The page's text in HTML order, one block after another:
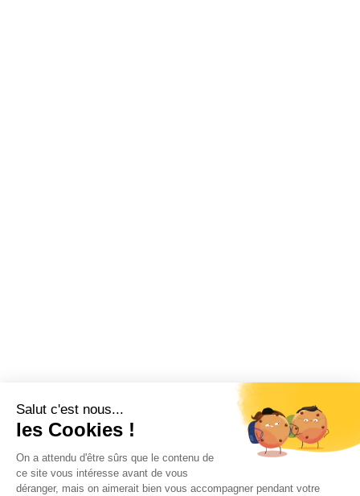
Salut c'est nous...
les Cookies !
On a attendu d'être sûrs que le contenu de
ce site vous intéresse avant de vous
déranger, mais on aimerait bien vous accompagner pendant votre